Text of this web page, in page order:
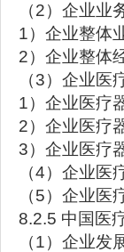
（2）企业业
1）企业整体
2）企业整体
（3）企业
1）企业医疗
2）企业医疗
3）企业医疗
（4）企业医
（5）企业医
8.2.5 中国医
（1）企业发